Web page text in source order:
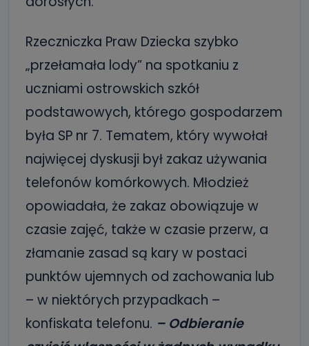
Rzeczniczka Praw Dziecka szybko
„przełamała lody” na spotkaniu z
uczniami ostrowskich szkół
podstawowych, którego gospodarzem
była SP nr 7. Tematem, który wywołał
najwięcej dyskusji był zakaz używania
telefonów komórkowych. Młodzież
opowiadała, że zakaz obowiązuje w
czasie zajęć, także w czasie przerw, a
złamanie zasad są kary w postaci
punktów ujemnych od zachowania lub
– w niektórych przypadkach –
konfiskata telefonu. – Odbieranie